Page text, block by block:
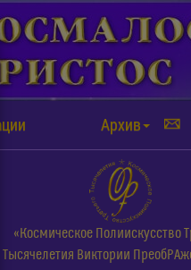
Архив
«Космическое Полиискусство
Тысячелетия Виктории